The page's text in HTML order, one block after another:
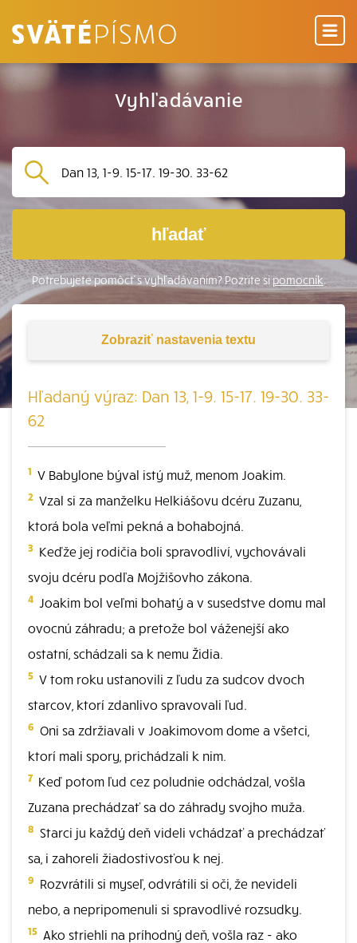
Vyhľadávanie
hľadať
Potrebujete pomôcť s vyhľadávaním? Pozrite sipomocník.
Zobraziť nastavenia textu
Hľadaný výraz: Dan 13, 1-9. 15-17. 19-30. 33-
62
1 V Babylone býval istý muž, menom Joakim.
2 Vzal si za manželku Helkiášovu dcéru Zuzanu,
ktorá bola veľmi pekná a bohabojná.
3 Keďže jej rodičia boli spravodliví, vychovávali
svoju dcéru podľa Mojžišovho zákona.
4 Joakim bol veľmi bohatý a v susedstve domu mal
ovocnú záhradu; a pretože bol váženejší ako
ostatní, schádzali sa k nemu Židia.
5 V tom roku ustanovili z ľudu za sudcov dvoch
starcov, ktorí zdanlivo spravovali ľud.
6 Oni sa zdržiavali v Joakimovom dome a všetci,
ktorí mali spory, prichádzali k nim.
7 Keď potom ľud cez poludnie odchádzal, vošla
Zuzana prechádzať sa do záhrady svojho muža.
8 Starci ju každý deň videli vchádzať a prechádzať
sa, i zahoreli žiadostivosťou k nej.
9 Rozvrátili si myseľ, odvrátili si oči, že nevideli
nebo, a nepripomenuli si spravodlivé rozsudky.
15 Ako striehli na príhodný deň, vošla raz - ako